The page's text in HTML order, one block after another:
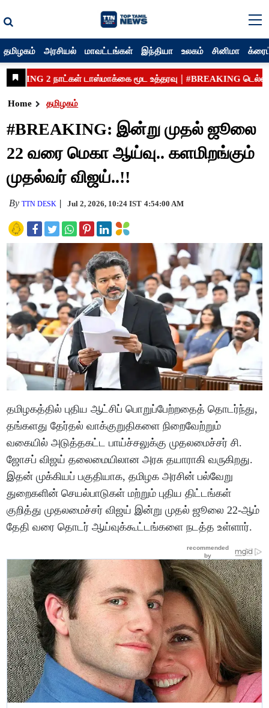
தமிழகம் அரசியல் மாவட்டங்கள் இந்தியா உலகம் சினிமா
Home தமிழகம்
#BREAKING: இன்று முதல் ஜூலை
22 வரை மெகா ஆய்வு.. களமிறங்கும்
முதல்வர் விஜய்..!!
ByTTN DESK Jul 2, 2026, 10:24 IST 4:54:00 AM
தமிழகத்தில் புதிய ஆட்சிப் பொறுப்பேற்றதைத் தொடர்ந்து,
தங்களது தேர்தல் வாக்குறுதிகளை நிறைவேற்றும்
வகையில் அடுத்தகட்ட பாய்ச்சலுக்கு முதலமைச்சர் சி.
ஜோசப் விஜய் தலைமையிலான அரசு தயாராகி வருகிறது.
இதன் முக்கியப் பகுதியாக, தமிழக அரசின் பல்வேறு
துறைகளின் செயல்பாடுகள் மற்றும் புதிய திட்டங்கள்
குறித்து முதலமைச்சர் விஜய் இன்று முதல் ஜூலை 22-ஆம்
தேதி வரை தொடர் ஆய்வுக்கூட்டங்களை நடத்த உள்ளார்.